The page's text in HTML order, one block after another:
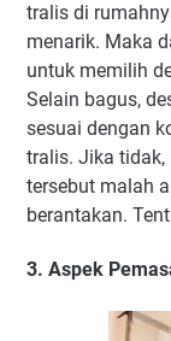
tralis di
menarik. Maka
untuk memilih
Selain bagus,
sesuai dengan
tralis. Jika tidak,
tersebut malah
berantakan.
3. Aspek